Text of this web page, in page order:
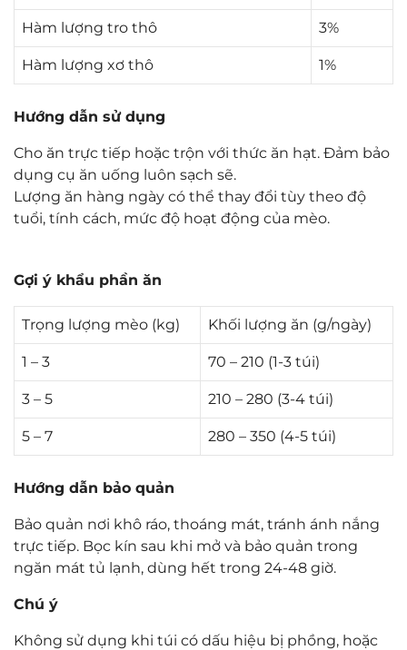
Hàm lượng tro thô 3%
Hàm lượng xơ thô 1%
Hướng dẫn sử dụng
Cho ăn trực tiếp hoặc trộn với thức ăn hạt. Đảm bảo
dụng cụ ăn uống luôn sạch sẽ.
Lượng ăn hàng ngày có thể thay đổi tùy theo độ
tuổi, tính cách, mức độ hoạt động của mèo.
Gợi ý khẩu phần ăn
Trọng lượng mèo (kg) Khối lượng ăn (g/ngày)
1 – 3 70 – 210 (1-3 túi)
3 – 5 210 – 280 (3-4 túi)
5 – 7 280 – 350 (4-5 túi)
Hướng dẫn bảo quản
Bảo quản nơi khô ráo, thoáng mát, tránh ánh nắng
trực tiếp. Bọc kín sau khi mở và bảo quản trong
ngăn mát tủ lạnh, dùng hết trong 24-48 giờ.
Chú ý
Không sử dụng khi túi có dấu hiệu bị phồng, hoặc